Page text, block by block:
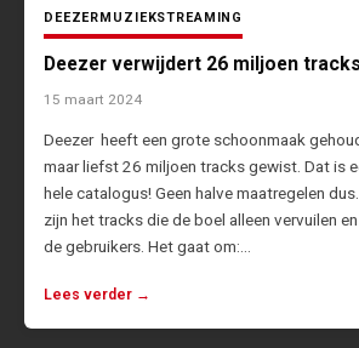
DEEZER MUZIEKSTREAMING
Deezer verwijdert 26 miljoen
15 maart 2024
Deezer heeft een grote schoonmaak
maar liefst 26 miljoen tracks gewist. Dat is
hele catalogus! Geen halve maatregelen
zijn het tracks die de boel alleen vervuilen
de gebruikers. Het gaat om:…
Lees verder →